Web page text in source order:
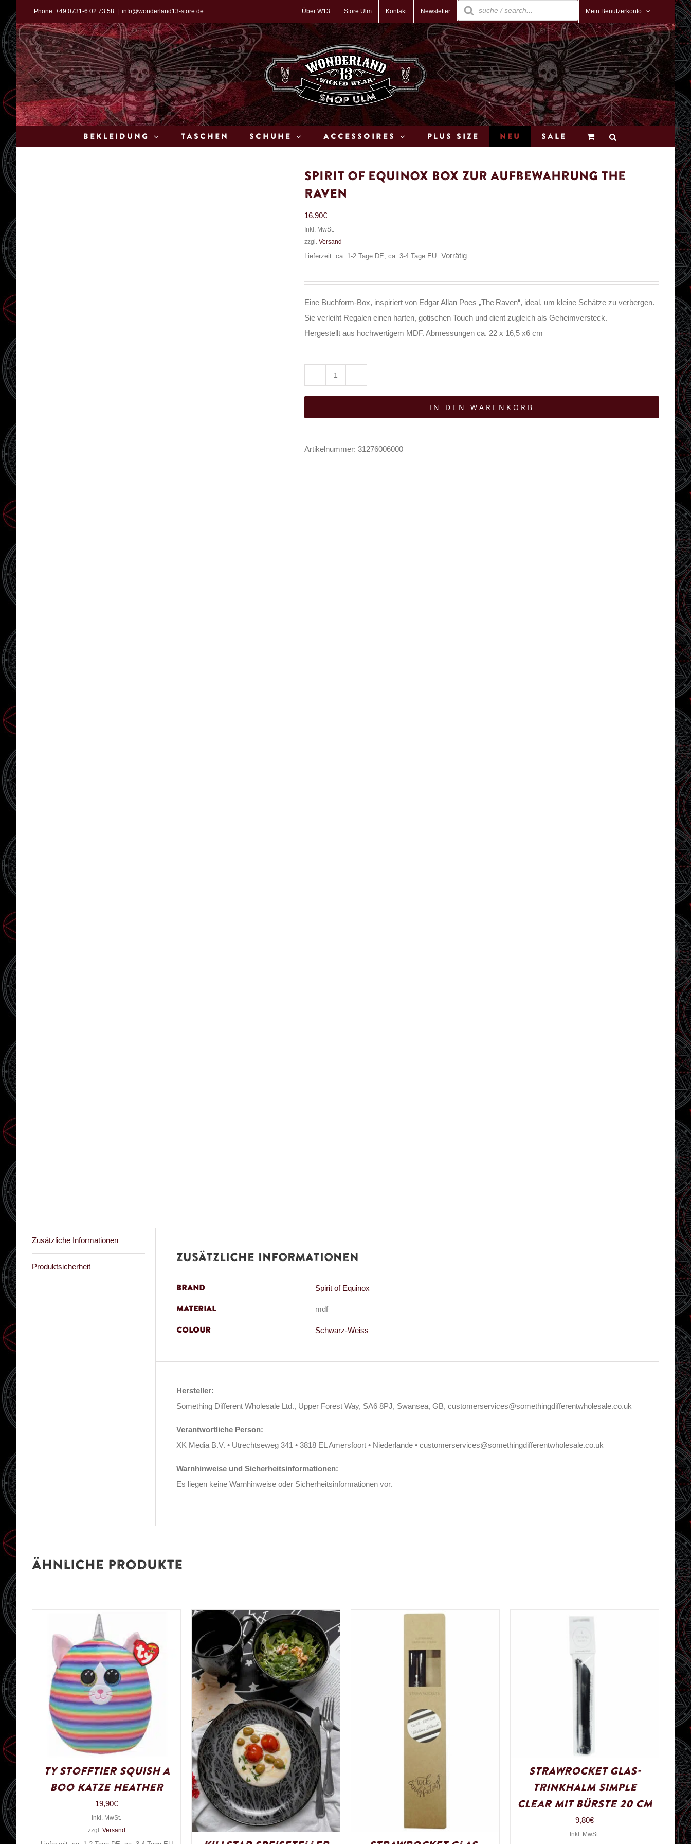
Inhalt
springen
Phone: +49 0731-6 02 73 58 info@wonderland13-store.de Über W13 Store Ulm Kontakt Newsletter
Products
search
Mein Benutzerkonto
Bekleidung Taschen Schuhe Accessoires Plus Size Neu Sale
Spirit of Equinox Box zur Aufbewahrung The
Raven
16,90€
Inkl. MwSt.
zzgl. Versand
Lieferzeit: ca. 1-2 Tage DE, ca. 3-4 Tage EU
Vorrätig
Eine Buchform‑Box, inspiriert von Edgar Allan Poes „The Raven“, ideal, um kleine Schätze zu verbergen.
Sie verleiht Regalen einen harten, gotischen Touch und dient zugleich als Geheimversteck.
Hergestellt aus hochwertigem MDF. Abmessungen ca. 22 x 16,5 x6 cm
of
IN DEN WARENKORB
Artikelnummer: 31276006000
Zusätzliche Informationen
Produktsicherheit
Zusätzliche Informationen
Brand Spirit of Equinox
Material mdf
Colour Schwarz-Weiss
Hersteller:
Something Different Wholesale Ltd., Upper Forest Way, SA6 8PJ, Swansea, GB, customerservices@somethingdifferentwholesale.co.uk
Verantwortliche Person:
XK Media B.V. • Utrechtseweg 341 • 3818 EL Amersfoort • Niederlande • customerservices@somethingdifferentwholesale.co.uk
Warnhinweise und Sicherheitsinformationen:
Es liegen keine Warnhinweise oder Sicherheitsinformationen vor.
Ähnliche Produkte
Ty Stofftier Squish a
Boo Katze Heather
19,90€
Inkl. MwSt.
zzgl. Versand
Strawrocket Glas-
Trinkhalm Simple
Clear mit Bürste 20 cm
9,80€
Inkl. MwSt.